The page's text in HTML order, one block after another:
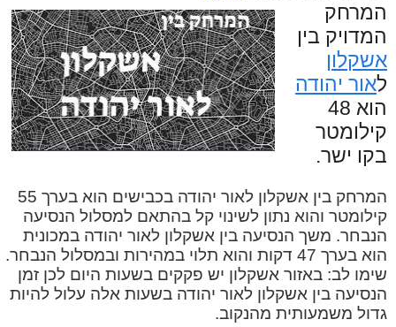
המרחק
המדויק בין
אשקלון
לאור יהודה
הוא 48
קילומטר
בקו ישר.
המרחק בין אשקלון לאור יהודה בכבישים הוא בערך 55
קילומטר והוא נתון לשינוי קל בהתאם למסלול הנסיעה
הנבחר. משך הנסיעה בין אשקלון לאור יהודה במכונית
הוא בערך 47 דקות והוא תלוי במהירות ובמסלול הנבחר.
שימו לב: באזור אשקלון יש פקקים בשעות היום לכן זמן
הנסיעה בין אשקלון לאור יהודה בשעות אלה עלול להיות
גדול משמעותית מהנקוב.